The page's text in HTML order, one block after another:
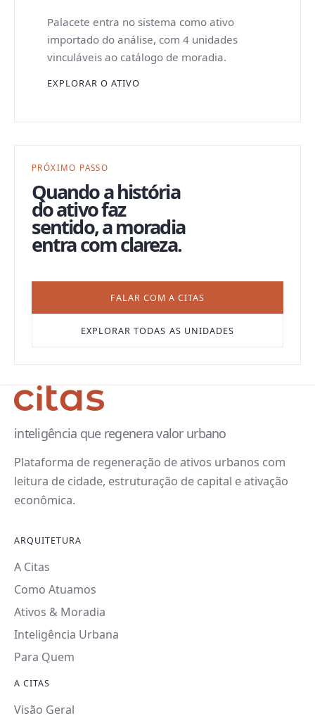
Palacete entra no sistema como ativo
importado do análise, com 4 unidades
vinculáveis ao catálogo de moradia.
EXPLORAR O ATIVO
PRÓXIMO PASSO
Quando a história
do ativo faz
sentido, a moradia
entra com clareza.
FALAR COM A CITAS
EXPLORAR TODAS AS UNIDADES
inteligência que regenera valor urbano
Plataforma de regeneração de ativos urbanos com
leitura de cidade, estruturação de capital e ativação
econômica.
ARQUITETURA
A Citas
Como Atuamos
Ativos & Moradia
Inteligência Urbana
Para Quem
A CITAS
Visão Geral